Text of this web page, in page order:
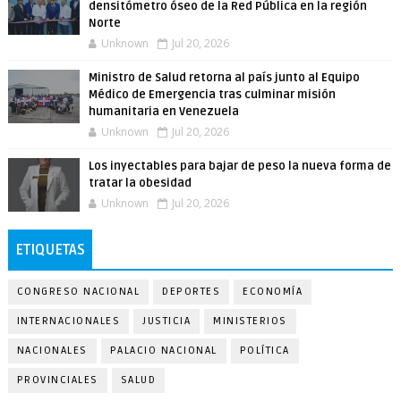
densitómetro óseo de la Red Pública en la región
Norte
Unknown Jul 20, 2026
Ministro de Salud retorna al país junto al Equipo
Médico de Emergencia tras culminar misión
humanitaria en Venezuela
Unknown Jul 20, 2026
Los inyectables para bajar de peso la nueva forma de
tratar la obesidad
Unknown Jul 20, 2026
ETIQUETAS
CONGRESO NACIONAL DEPORTES ECONOMÍA
INTERNACIONALES JUSTICIA MINISTERIOS
NACIONALES PALACIO NACIONAL POLÍTICA
PROVINCIALES SALUD